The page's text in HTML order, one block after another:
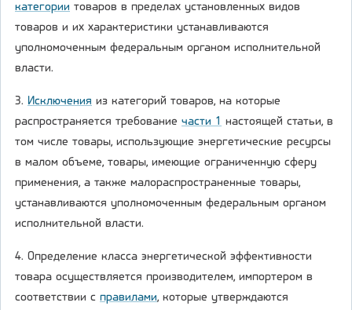
категории товаров в пределах установленных видов
товаров и их характеристики устанавливаются
уполномоченным федеральным органом исполнительной
власти.
3. Исключения из категорий товаров, на которые
распространяется требование части 1 настоящей статьи, в
том числе товары, использующие энергетические ресурсы
в малом объеме, товары, имеющие ограниченную сферу
применения, а также малораспространенные товары,
устанавливаются уполномоченным федеральным органом
исполнительной власти.
4. Определение класса энергетической эффективности
товара осуществляется производителем, импортером в
соответствии с правилами, которые утверждаются